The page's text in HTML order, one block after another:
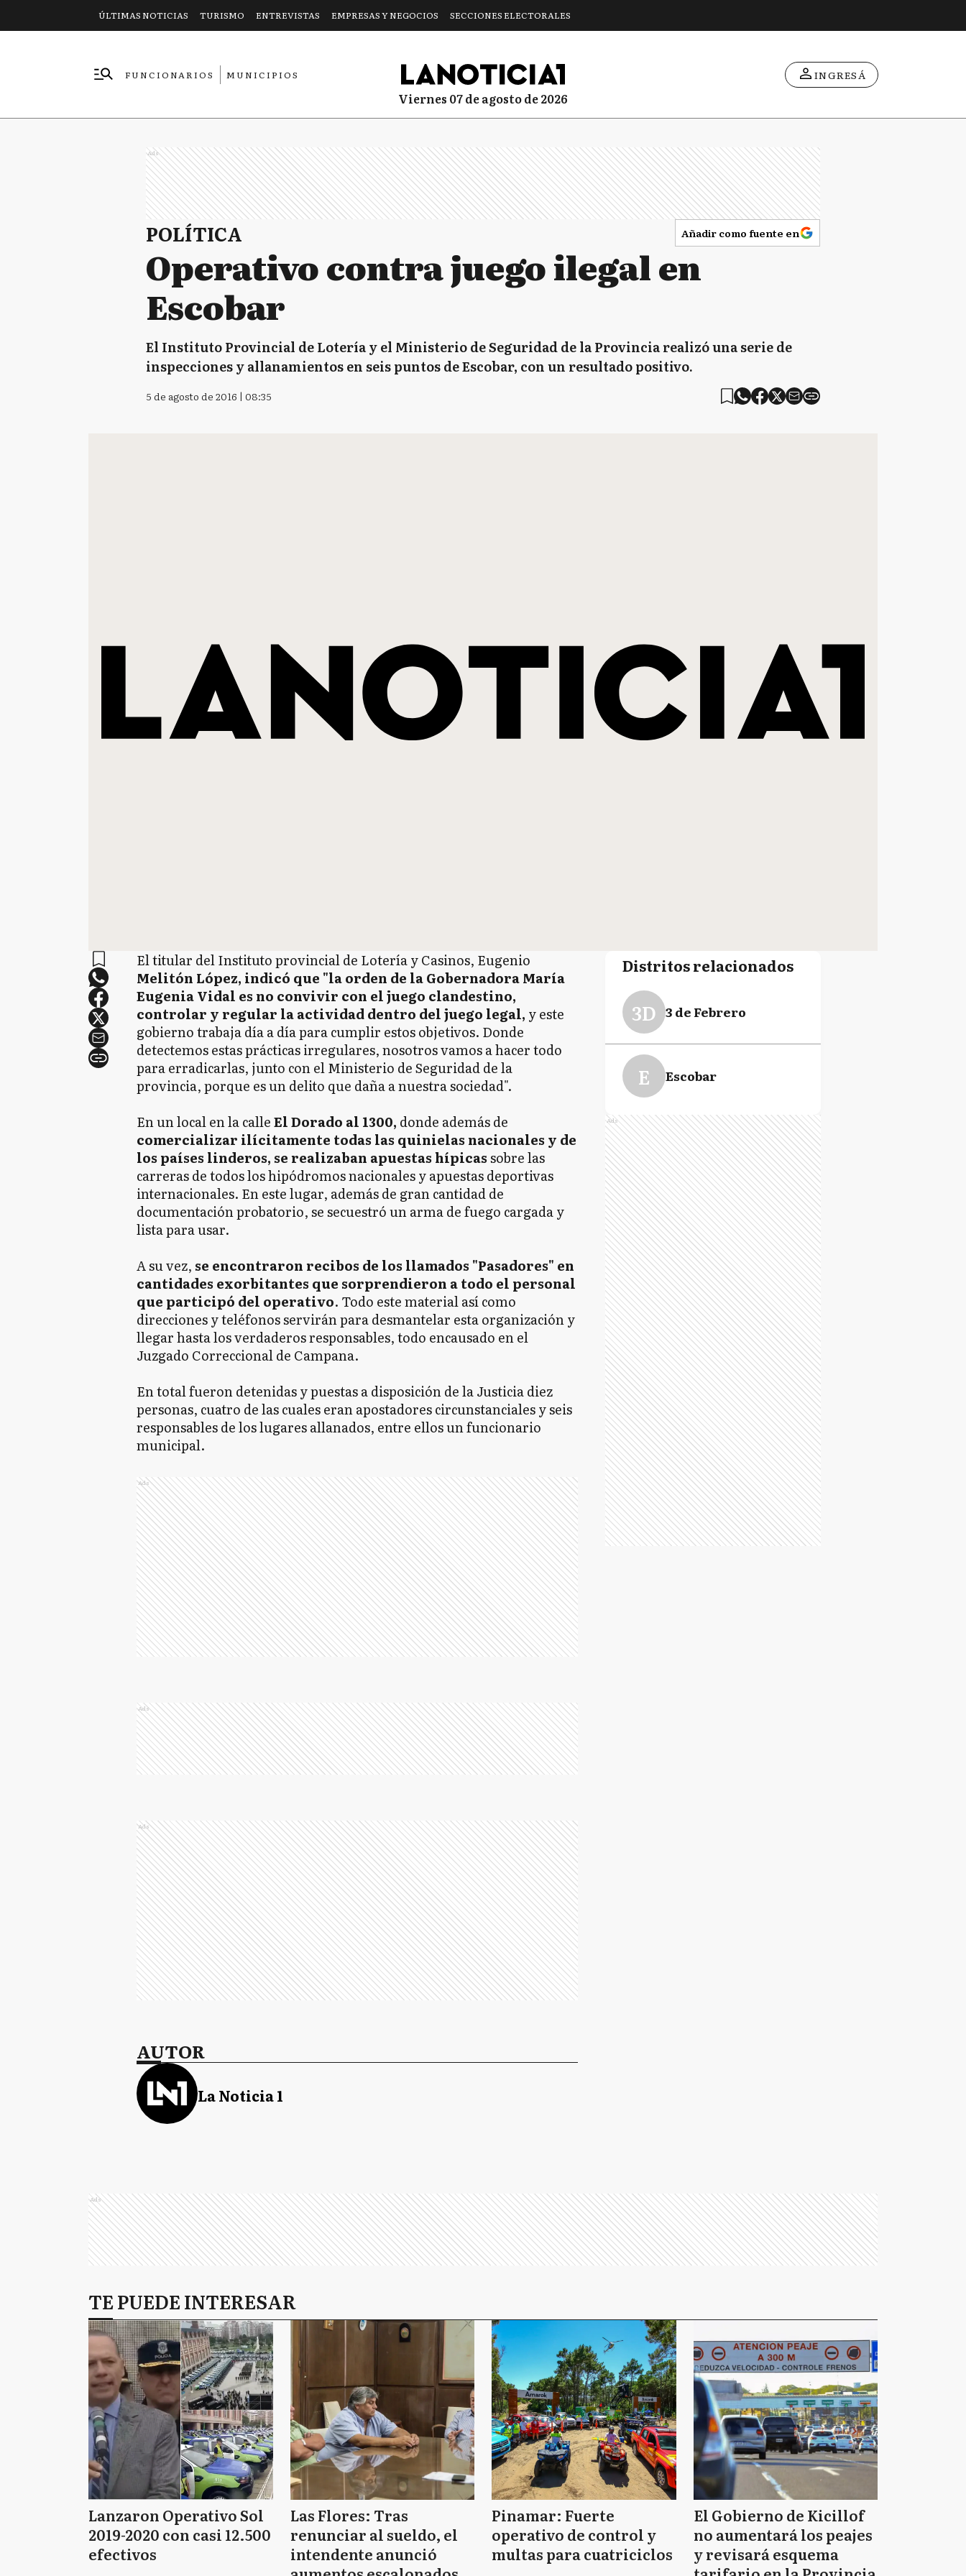
ÚLTIMAS NOTICIAS TURISMO ENTREVISTAS EMPRESAS Y NEGOCIOS SECCIONES ELECTORALES
FUNCIONARIOS
MUNICIPIOS
viernes 07 de agosto de 2026
INGRESÁ
Ads
POLÍTICA Añadir como fuente en
Operativo contra juego ilegal en
Escobar
El Instituto Provincial de Lotería y el Ministerio de Seguridad de la Provincia realizó una serie de
inspecciones y allanamientos en seis puntos de Escobar, con un resultado positivo.
5 de agosto de 2016 | 08:35
El titular del Instituto provincial de Lotería y Casinos, Eugenio
Melitón López, indicó que "la orden de la Gobernadora María
Eugenia Vidal es no convivir con el juego clandestino,
controlar y regular la actividad dentro del juego legal, y este
gobierno trabaja día a día para cumplir estos objetivos. Donde
detectemos estas prácticas irregulares, nosotros vamos a hacer todo
para erradicarlas, junto con el Ministerio de Seguridad de la
provincia, porque es un delito que daña a nuestra sociedad".
En un local en la calleEl Dorado al 1300, donde además de
comercializar ilícitamente todas las quinielas nacionales y de
los países linderos, se realizaban apuestas hípicassobre las
carreras de todos los hipódromos nacionales y apuestas deportivas
internacionales. En este lugar, además de gran cantidad de
documentación probatorio, se secuestró un arma de fuego cargada y
lista para usar.
A su vez, se encontraron recibos de los llamados "Pasadores" en
cantidades exorbitantes que sorprendieron a todo el personal
que participó del operativo. Todo este material así como
direcciones y teléfonos servirán para desmantelar esta organización y
llegar hasta los verdaderos responsables, todo encausado en el
Juzgado Correccional de Campana.
En total fueron detenidas y puestas a disposición de la Justicia diez
personas, cuatro de las cuales eran apostadores circunstanciales y seis
responsables de los lugares allanados, entre ellos un funcionario
municipal.
Ads
Ads
Ads
AUTOR
La Noticia 1
Distritos relacionados
3D 3 de Febrero
E Escobar
Ads
Ads
TE PUEDE INTERESAR
Lanzaron Operativo Sol
2019-2020 con casi 12.500
efectivos
Las Flores: Tras
renunciar al sueldo, el
intendente anunció
Pinamar: Fuerte
operativo de control y
multas para cuatriciclos
El Gobierno de Kicillof
no aumentará los peajes
y revisará esquema